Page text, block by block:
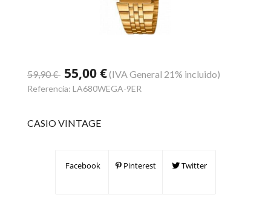
59,90 € 55,00 €(IVA General 21% incluido)
Referencia: LA680WEGA-9ER
CASIO VINTAGE
Facebook Pinterest Twitter